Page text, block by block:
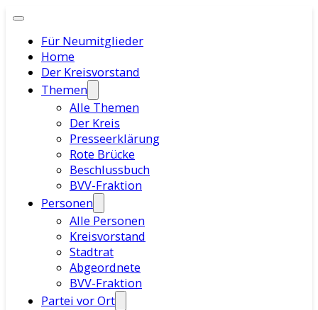
Für Neumitglieder
Home
Der Kreisvorstand
Themen
Alle Themen
Der Kreis
Presseerklärung
Rote Brücke
Beschlussbuch
BVV-Fraktion
Personen
Alle Personen
Kreisvorstand
Stadtrat
Abgeordnete
BVV-Fraktion
Partei vor Ort